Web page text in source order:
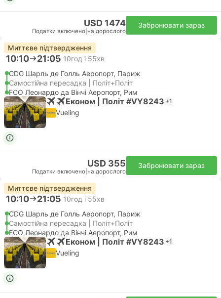
USD 1474
Податки включено на дорослого
Забронювати зараз
Миттєве підтвердження
10:10 21:05 10год і 55хв
CDG Шарль де Голль Аеропорт, Париж
Самостійна пересадка | Політ+Політ
FCO Леонардо да Вінчі Аеропорт, Рим
Економ | Політ #VY8243 +1
Vueling
USD 355
Податки включено на дорослого
Забронювати зараз
Миттєве підтвердження
10:10 21:05 10год і 55хв
CDG Шарль де Голль Аеропорт, Париж
Самостійна пересадка | Політ+Політ
FCO Леонардо да Вінчі Аеропорт, Рим
Економ | Політ #VY8243 +1
Vueling